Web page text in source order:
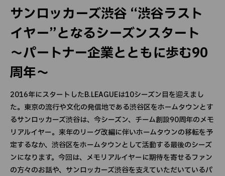
サンロッカーズ渋谷 “渋谷ラスト
イヤー”となるシーズンスタート
～パートナー企業とともに歩む90
周年～
2016年にスタートしたB.LEAGUEは10シーズン目を迎えまし
た。東京の流行や文化の発信地である渋谷区をホームタウンとす
るサンロッカーズ渋谷は、今シーズン、チーム創設90周年のメモ
リアルイヤー。来年のリーグ改編に伴いホームタウンの移転を予
定するなか、渋谷区をホームタウンとして活動する最後のシーズ
ンになります。今回は、メモリアルイヤーに期待を寄せるファン
の方々のお話や、サンロッカーズ渋谷を支えていただいているパ